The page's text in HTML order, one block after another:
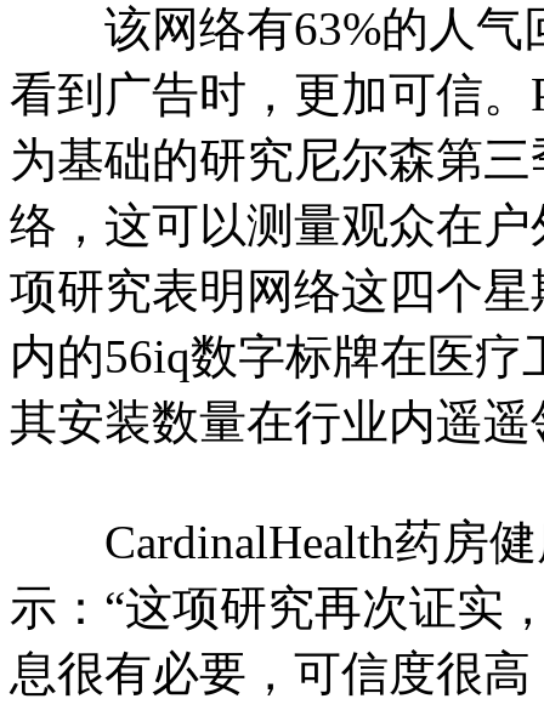
该网络有63%的人气
看到广告时，更加可信
为基础的研究尼尔森第
络，这可以测量观众在
项研究表明网络这四个
内的56iq数字标牌在医
其安装数量在行业内遥遥
CardinalHealth药房健
示：“这项研究再次证实
息很有必要，可信度很